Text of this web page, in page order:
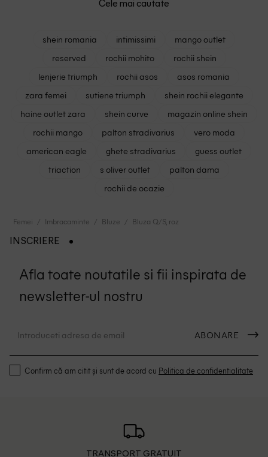
Cele mai cautate
shein romania intimissimi
mango outlet
reserved
rochii mohito
rochii shein
lenjerie triumph
rochii asos
asos romania
zara femei
sutiene triumph
shein rochii elegante
haine outlet zara
shein curve
magazin online shein
rochii mango
palton stradivarius
vero moda
american eagle
ghete stradivarius
guess outlet
triaction
s oliver outlet
palton dama
rochii de ocazie
Femei Imbracaminte Bluze Bluza Q/S, roz
INSCRIERE
Afla toate noutatile si fii inspirata de
newsletter-ul nostru
ABONARE
Confirm că am citit și sunt de acord cu Politica de confidentialitate
TRANSPORT GRATUIT